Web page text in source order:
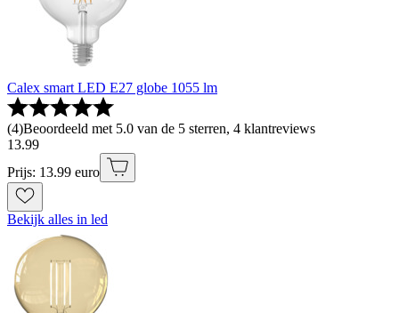
Calex smart LED E27 globe 1055 lm
(4)Beoordeeld met 5.0 van de 5 sterren, 4 klantreviews
13.99
Prijs: 13.99 euro
Bekijk alles in led